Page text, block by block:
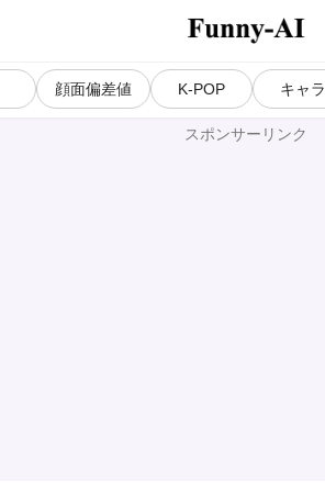
顔面偏差値 K-POP キャラ
スポンサーリンク